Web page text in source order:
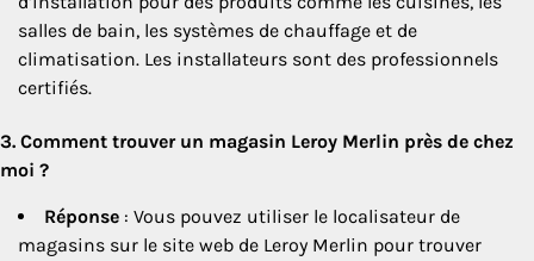
salles de bain, les systèmes de chauffage et de
climatisation. Les installateurs sont des professionnels
certifiés.
3. Comment trouver un magasin Leroy Merlin près de chez
moi ?
Réponse : Vous pouvez utiliser le localisateur de
magasins sur le site web de Leroy Merlin pour trouver